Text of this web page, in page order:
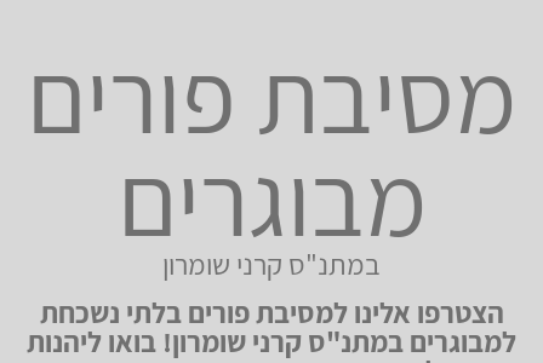
מסיבת פורים
מבוגרים
במתנ"ס קרני שומרון
הצטרפו אלינו למסיבת פורים בלתי נשכחת
למבוגרים במתנ"ס קרני שומרון! בואו ליהנות